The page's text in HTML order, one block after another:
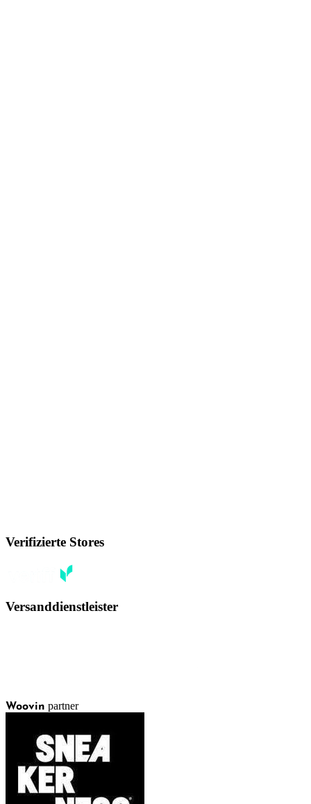
Verifizierte Stores
Versanddienstleister
Woovin partner